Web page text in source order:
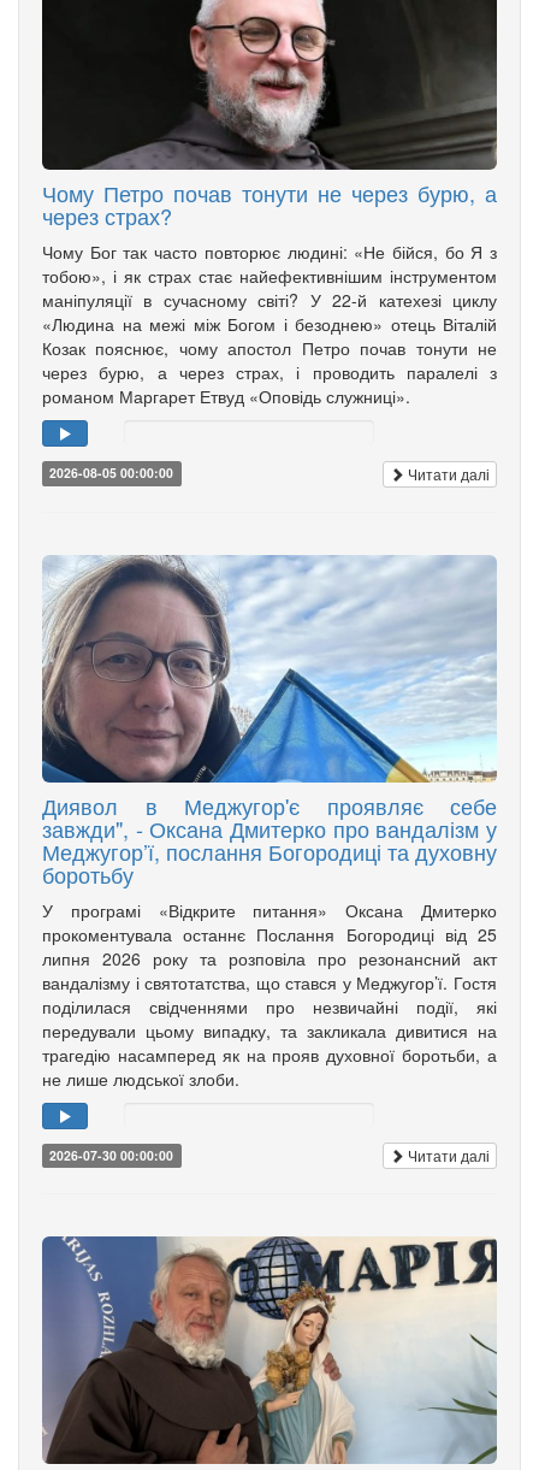
Чому Петро почав тонути не через бурю, а
через страх?
Чому Бог так часто повторює людині: «Не бійся, бо Я з
тобою», і як страх стає найефективнішим інструментом
маніпуляції в сучасному світі? У 22-й катехезі циклу
«Людина на межі між Богом і безоднею» отець Віталій
Козак пояснює, чому апостол Петро почав тонути не
через бурю, а через страх, і проводить паралелі з
романом Маргарет Етвуд «Оповідь служниці».
2026-08-05 00:00:00 Читати далі
Диявол в Меджугор'є проявляє себе
завжди", - Оксана Дмитерко про вандалізм у
Меджугор’ї, послання Богородиці та духовну
боротьбу
У програмі «Відкрите питання» Оксана Дмитерко
прокоментувала останнє Послання Богородиці від 25
липня 2026 року та розповіла про резонансний акт
вандалізму і святотатства, що стався у Меджугор’ї. Гостя
поділилася свідченнями про незвичайні події, які
передували цьому випадку, та закликала дивитися на
трагедію насамперед як на прояв духовної боротьби, а
не лише людської злоби.
2026-07-30 00:00:00 Читати далі